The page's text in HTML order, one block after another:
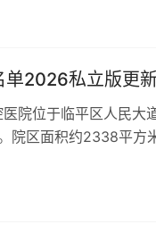
单2026私立版更
院位于临平区人民大
院区面积约2338平方